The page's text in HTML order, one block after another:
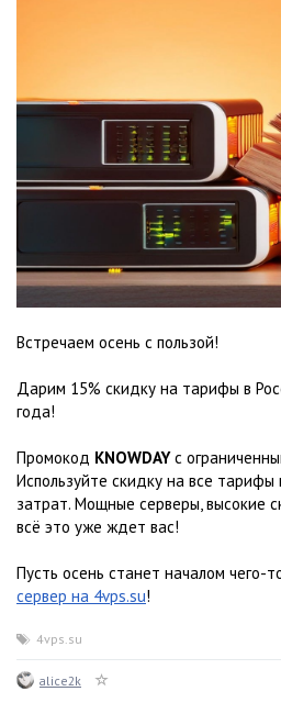
Встречаем осень с пользой!
Дарим 15% скидку на тарифы в
года!
Промокод KNOWDAYс
Используйте скидку на все тарифы
затрат. Мощные серверы, высокие
всё это уже ждет вас!
Пусть осень станет началом чего-
сервер на 4vps.su!
4vps.su
alice2k